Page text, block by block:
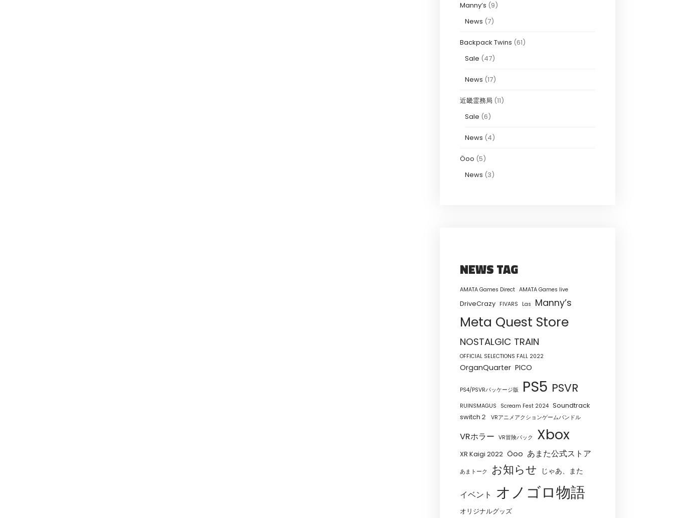
Manny’s (9)
News (7)
Backpack Twins (61)
Sale (47)
News (17)
近畿霊務局 (11)
Sale (6)
News (4)
Öoo (5)
News (3)
NEWS TAG
AMATA Games Direct AMATA Games live
DriveCrazy FIVARS Las Manny’s
Meta Quest Store
NOSTALGIC TRAIN
OFFICIAL SELECTIONS FALL 2022
OrganQuarter PICO
PS4/PSVRパッケージ版 PS5 PSVR
RUINSMAGUS Scream Fest 2024 Soundtrack
switch２
VRアニメアクションゲームバンドル
VRホラー VR冒険パック Xbox
XR Kaigi 2022 Öoo あまた公式ストア
あまトーク お知らせ じゃあ、また
イベント オノゴロ物語
オリジナルグッズ